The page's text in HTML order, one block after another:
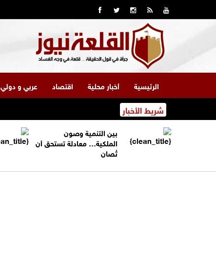
الرئيسية أخبار محلية اقتصاد عربي و دولي
شريط الأخبار
بين التنمية وصون
الملكية… معادلة تستحق أن
تُصان